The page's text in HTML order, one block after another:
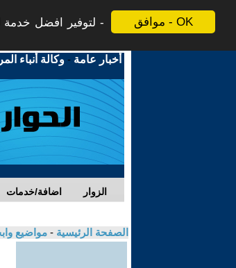
موافق - OK
لتوفير افضل خدمة
أخبار عامة -وكالة أنباء
اضافة/خدمات الزوار
الصفحة الرئيسية - مواضيع